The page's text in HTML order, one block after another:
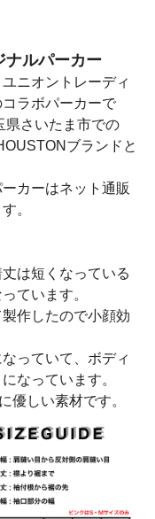
ナルパーカー
ニオントレーディ
ラボパーカーで
県さいたま市での
ブランドと
カーはネット通販
。
は短くなっている
ています。
作したので小顔効
っていて、ボディ
なっています。
優しい素材です。